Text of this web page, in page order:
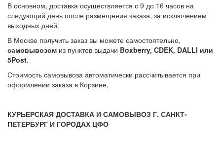
В основном, доставка осуществляется с 9 до 16 часов на
следующий день после размещения заказа, за исключением
выходных дней.
В Москве получить заказ вы можете самостоятельно,
самовывозом из пунктов выдачи Boxberry, CDEK, DALLI или
5Post.
Стоимость самовывоза автоматически рассчитывается при
оформлении заказа в Корзине.
КУРЬЕРСКАЯ ДОСТАВКА И САМОВЫВОЗ Г. САНКТ-
ПЕТЕРБУРГ И ГОРОДАХ ЦФО